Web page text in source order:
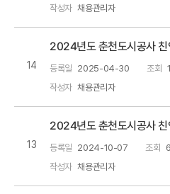
작성자 채용관리자
14
2024년도 춘천도시공사
등록일 2025-04-30 조회
작성자 채용관리자
13
2024년도 춘천도시공사
등록일 2024-10-07 조회
작성자 채용관리자